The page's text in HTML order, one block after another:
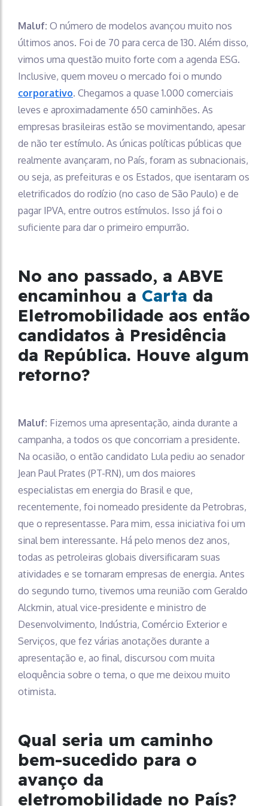
Maluf: O número de modelos avançou muito nos
últimos anos. Foi de 70 para cerca de 130. Além disso,
vimos uma questão muito forte com a agenda ESG.
Inclusive, quem moveu o mercado foi o mundo
corporativo. Chegamos a quase 1.000 comerciais
leves e aproximadamente 650 caminhões. As
empresas brasileiras estão se movimentando, apesar
de não ter estímulo. As únicas políticas públicas que
realmente avançaram, no País, foram as subnacionais,
ou seja, as prefeituras e os Estados, que isentaram os
eletrificados do rodízio (no caso de São Paulo) e de
pagar IPVA, entre outros estímulos. Isso já foi o
suficiente para dar o primeiro empurrão.
No ano passado, a ABVE
encaminhou a Carta da
Eletromobilidade aos então
candidatos à Presidência
da República. Houve algum
retorno?
Maluf: Fizemos uma apresentação, ainda durante a
campanha, a todos os que concorriam a presidente.
Na ocasião, o então candidato Lula pediu ao senador
Jean Paul Prates (PT-RN), um dos maiores
especialistas em energia do Brasil e que,
recentemente, foi nomeado presidente da Petrobras,
que o representasse. Para mim, essa iniciativa foi um
sinal bem interessante. Há pelo menos dez anos,
todas as petroleiras globais diversificaram suas
atividades e se tornaram empresas de energia. Antes
do segundo turno, tivemos uma reunião com Geraldo
Alckmin, atual vice-presidente e ministro de
Desenvolvimento, Indústria, Comércio Exterior e
Serviços, que fez várias anotações durante a
apresentação e, ao final, discursou com muita
eloquência sobre o tema, o que me deixou muito
otimista.
Qual seria um caminho
bem-sucedido para o
avanço da
eletromobilidade no País?